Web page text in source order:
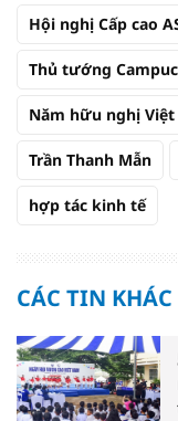
Hội nghị Cấp cao
Thủ tướng
Năm hữu nghị Việt
Trần Thanh Mẫn
hợp tác kinh tế
CÁC TIN KHÁC